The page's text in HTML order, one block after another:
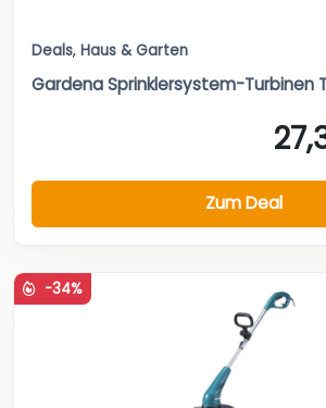
Deals, Haus & Garten
Gardena Sprinklersystem-Turbinen
Zum Deal
-34%